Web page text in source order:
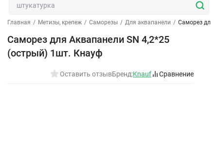
Главная / Метизы, крепеж / Саморезы / Для аквапанели / Саморез для
Саморез для Аквапанели SN 4,2*25
(острый) 1шт. Кнауф
Оставить отзывБренд:Knauf Сравнение